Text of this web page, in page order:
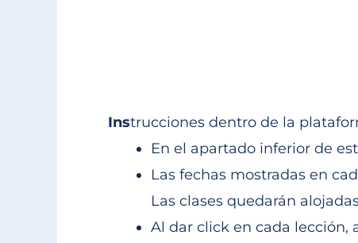
Instrucciones dentro de la
En el apartado inferior de
Las fechas mostradas en
Las clases quedarán
Al dar click en cada lección,